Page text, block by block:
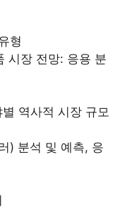
형
시장 전망: 응용 분
역사적 시장 규모
) 분석 및 예측, 응